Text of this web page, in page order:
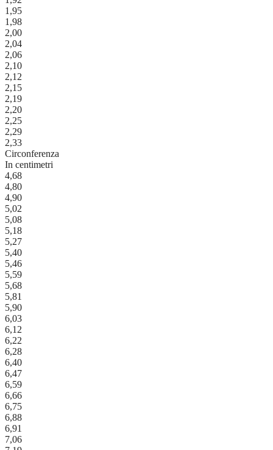
1,95
1,98
2,00
2,04
2,06
2,10
2,12
2,15
2,19
2,20
2,25
2,29
2,33
Circonferenza
In centimetri
4,68
4,80
4,90
5,02
5,08
5,18
5,27
5,40
5,46
5,59
5,68
5,81
5,90
6,03
6,12
6,22
6,28
6,40
6,47
6,59
6,66
6,75
6,88
6,91
7,06